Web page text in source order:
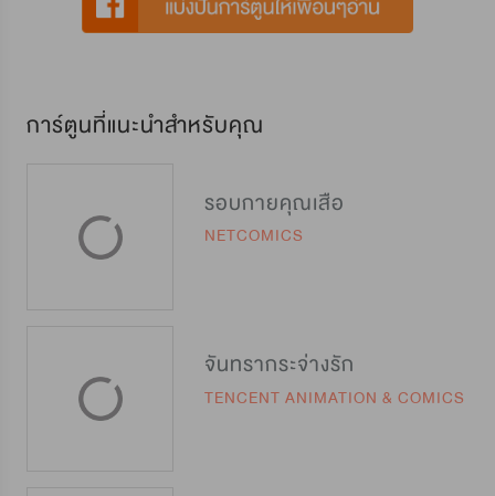
การ์ตูนที่แนะนำสำหรับคุณ
รอบกายคุณเสือ
NETCOMICS
จันทรากระจ่างรัก
TENCENT ANIMATION & COMICS